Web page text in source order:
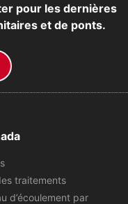
pour les dernières
et de ponts.
traitements
d’écoulement par